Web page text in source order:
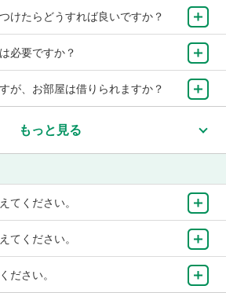
けたらどうすれば良いですか？
必要ですか？
が、お部屋は借りられますか？
もっと見る
てください。
てください。
ださい。